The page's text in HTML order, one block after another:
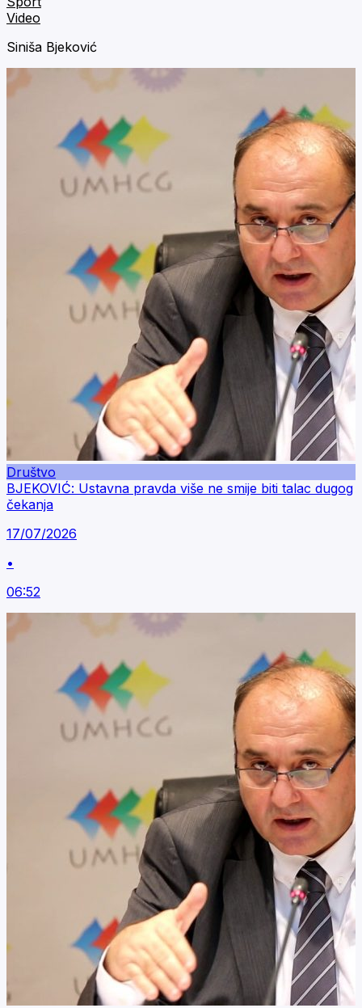
Video
Siniša Bjeković
Društvo
BJEKOVIĆ: Ustavna pravda više ne smije biti talac dugog
čekanja
17/07/2026
•
06:52